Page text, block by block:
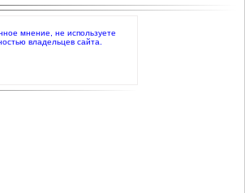
мнение, не используете
владельцев сайта.